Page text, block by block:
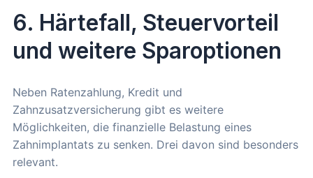
6. Härtefall, Steuervorteil
und weitere Sparoptionen
Neben Ratenzahlung, Kredit und
Zahnzusatzversicherung gibt es weitere
Möglichkeiten, die finanzielle Belastung eines
Zahnimplantats zu senken. Drei davon sind besonders
relevant.